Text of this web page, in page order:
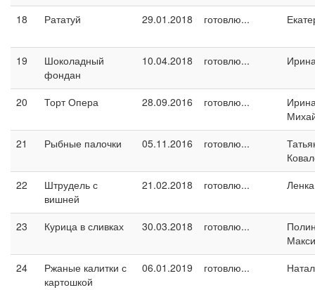
18 Рататуй 29.01.2018 готовлю...
19
Шоколадный
фондан
10.04.2018 готовлю...
20 Торт Опера 28.09.2016 готовлю...
21
Рыбные палочки 05.11.2016 готовлю...
22
Штрудель с
вишней
21.02.2018 готовлю...
23 Курица в сливках 30.03.2018 готовлю...
24
Ржаные калитки с
картошкой
06.01.2019 готовлю...